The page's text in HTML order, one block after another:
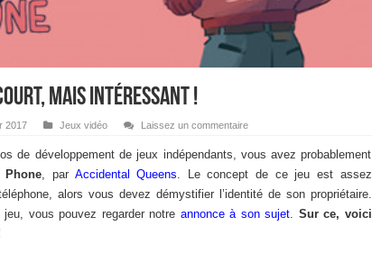
mais intéressant !
2017 Jeux vidéo Laissez un commentaire
de développement de jeux indépendants, vous avez probablement
, par Accidental Queens. Le concept de ce jeu est assez
alors vous devez démystifier l’identité de son propriétaire.
vous pouvez regarder notre annonce à son sujet. Sur ce, voici